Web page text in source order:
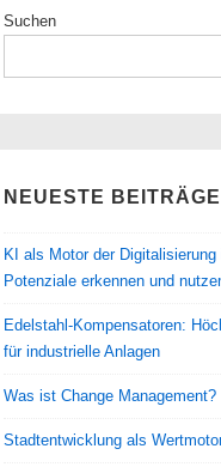
Suchen
NEUESTE BEITRÄGE
KI als Motor der
Potenziale erkennen und
Edelstahl-Kompensatoren:
für industrielle Anlagen
Was ist Change Management?
Stadtentwicklung als